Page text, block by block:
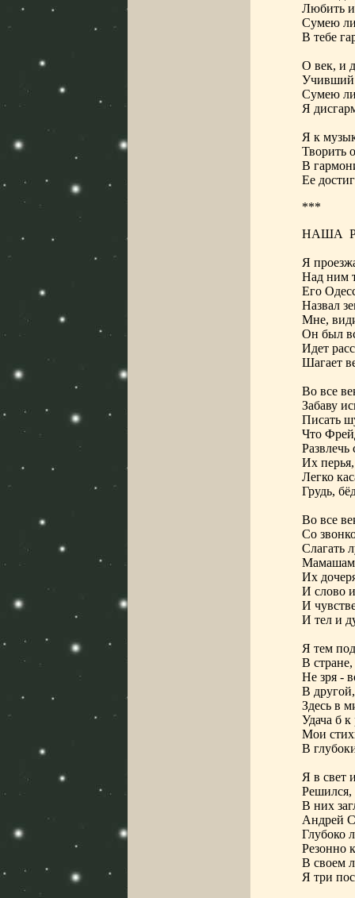
Любить и
Сумею
В тебе
О век, и
Учивший
Сумею
Я
Я к
Творить
В
Ее
***
НАША
Я
Над ним
Его Одес
Назвал
Мне,
Он был
Идет
Шагает
Во все
Забаву
Писать
Что
Развлечь
Их перья,
Легко
Грудь,
Во все
Со
Слагать
Мамашам
Их
И слово
И
И тел и
Я тем
В стране,
Не зря -
В
Здесь в
Удача б
Мои
В
Я в свет
Решился,
В них
Андрей
Глубоко
Резонно
В своем
Я три